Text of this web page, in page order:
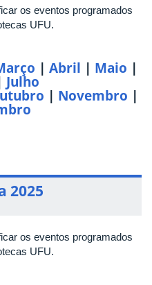
os eventos programados
UFU.
| Abril | Maio |
Julho
| Novembro |
2025
os eventos programados
UFU.